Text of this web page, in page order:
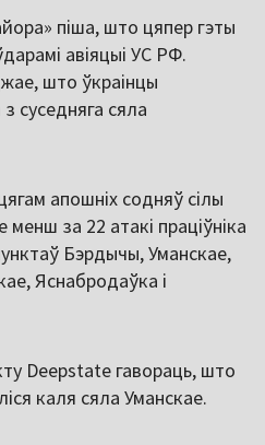
піша, што цяпер гэты
авіяцыі УС РФ.
што ўкраінцы
суседняга сяла
апошніх содняў сілы
менш за 22 атакі праціўніка
Бэрдычы, Уманскае,
Яснабродаўка і
Deepstate гавораць, што
каля сяла Уманскае.